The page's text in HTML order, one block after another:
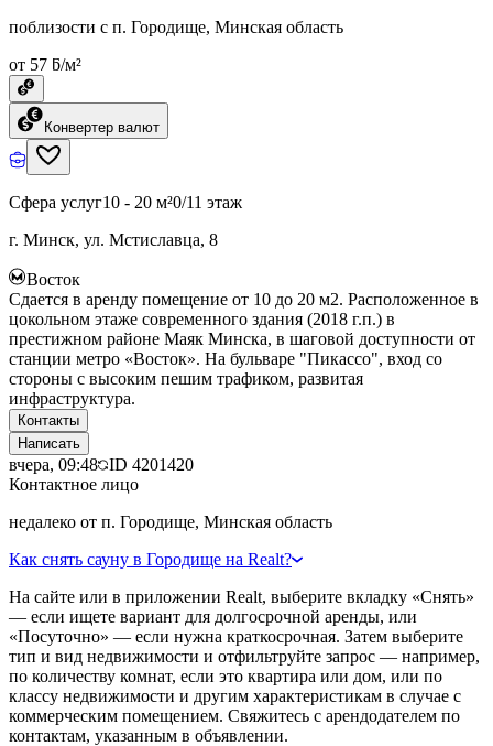
поблизости с п. Городище, Минская область
от 57 ƃ/м²
Конвертер валют
Сфера услуг10 - 20 м²0/11 этаж
г. Минск, ул. Мстиславца, 8
Восток
Сдается в аренду помещение от 10 до 20 м2. Расположенное в
цокольном этаже современного здания (2018 г.п.) в
престижном районе Маяк Минска, в шаговой доступности от
станции метро «Восток». На бульваре "Пикассо", вход со
стороны с высоким пешим трафиком, развитая
инфраструктура.
Контакты
Написать
вчера, 09:48 ID 4201420
Контактное лицо
недалеко от п. Городище, Минская область
Как снять сауну в Городище на Realt?
На сайте или в приложении Realt, выберите вкладку «Снять»
— если ищете вариант для долгосрочной аренды, или
«Посуточно» — если нужна краткосрочная. Затем выберите
тип и вид недвижимости и отфильтруйте запрос — например,
по количеству комнат, если это квартира или дом, или по
классу недвижимости и другим характеристикам в случае с
коммерческим помещением. Свяжитесь с арендодателем по
контактам, указанным в объявлении.